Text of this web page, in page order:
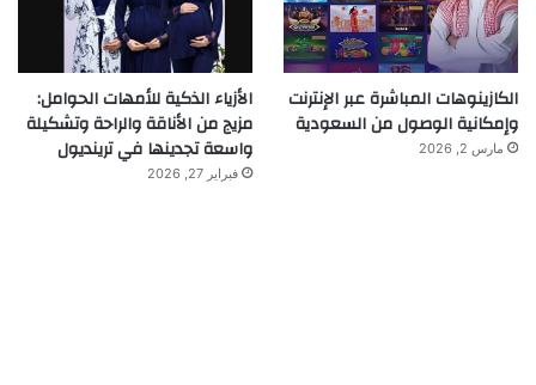
الكازينوهات المباشرة عبر الإنترنت
وإمكانية الوصول من السعودية
مارس 2, 2026
الأزياء الذكية للأمهات الحوامل:
مزيج من الأناقة والراحة وتشكيلة
واسعة تجدينها في ترينديول
فبراير 27, 2026